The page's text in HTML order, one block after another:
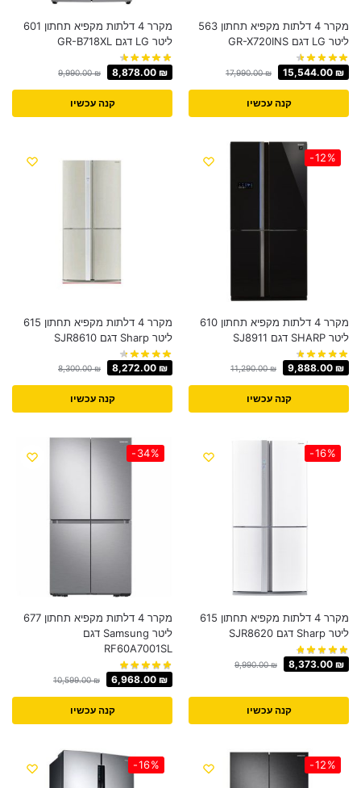
מקרר 4 דלתות ‏מקפיא תחתון 563
‏ליטר LG דגם GR-X720INS
17,990.00₪ 15,544.00 ₪
קנה עכשיו
מקרר 4 דלתות ‏מקפיא תחתון 601
‏ליטר LG דגם GR-B718XL
9,990.00₪ 8,878.00 ₪
קנה עכשיו
-12%
מקרר 4 דלתות ‏מקפיא תחתון 610
ליטר SHARP דגם SJ8911
11,290.00₪ 9,888.00 ₪
קנה עכשיו
מקרר 4 דלתות מקפיא תחתון 615
ליטר Sharp דגם SJR8610
8,300.00₪ 8,272.00 ₪
קנה עכשיו
-16%
מקרר 4 דלתות ‏מקפיא תחתון 615
‏ליטר Sharp דגם SJR8620
9,990.00₪ 8,373.00 ₪
קנה עכשיו
-34%
מקרר 4 דלתות ‏מקפיא תחתון 677
ליטר Samsung דגם
RF60A7001SL
10,599.00₪ 6,968.00 ₪
קנה עכשיו
-12%
-16%